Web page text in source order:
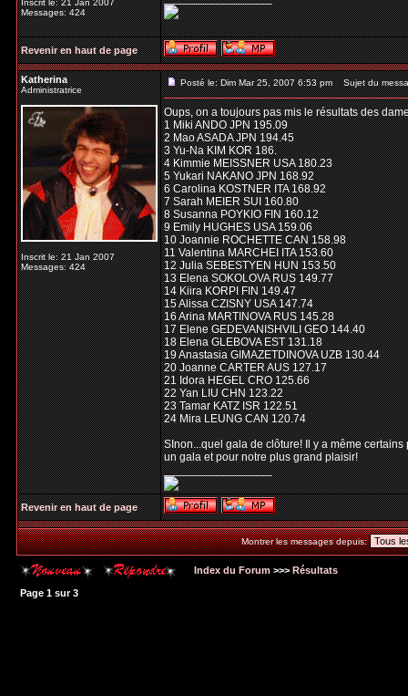
Inscrit le: 21 Jan 2007
Messages: 424
Revenir en haut de page
Katherina
Administratrice
Inscrit le: 21 Jan 2007
Messages: 424
Posté le: Dim Mar 25, 2007 6:53 pm Sujet du
Oups, on a toujours pas mis le résultats des
1 Miki ANDO JPN 195.09
2 Mao ASADA JPN 194.45
3 Yu-Na KIM KOR 186.
4 Kimmie MEISSNER USA 180.23
5 Yukari NAKANO JPN 168.92
6 Carolina KOSTNER ITA 168.92
7 Sarah MEIER SUI 160.80
8 Susanna POYKIO FIN 160.12
9 Emily HUGHES USA 159.06
10 Joannie ROCHETTE CAN 158.98
11 Valentina MARCHEI ITA 153.60
12 Julia SEBESTYEN HUN 153.50
13 Elena SOKOLOVA RUS 149.77
14 Kiira KORPI FIN 149.47
15 Alissa CZISNY USA 147.74
16 Arina MARTINOVA RUS 145.28
17 Elene GEDEVANISHVILI GEO 144.40
18 Elena GLEBOVA EST 131.18
19 Anastasia GIMAZETDINOVA UZB 130.44
20 Joanne CARTER AUS 127.17
21 Idora HEGEL CRO 125.66
22 Yan LIU CHN 123.22
23 Tamar KATZ ISR 122.51
24 Mira LEUNG CAN 120.74
SInon...quel gala de clôture! Il y a même
un gala et pour notre plus grand plaisir!
_________________
Revenir en haut de page
Montrer les messages depuis:
Index du Forum >>> Résultats
Page 1 sur3